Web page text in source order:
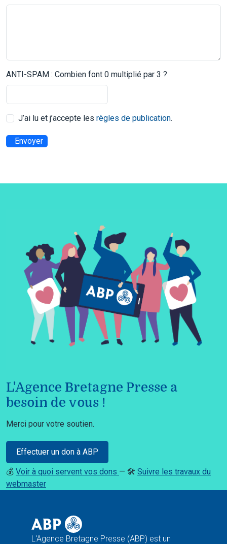
ANTI-SPAM : Combien font 0 multiplié par 3 ?
J’ai lu et j’accepte les règles de publication.
Envoyer
L'Agence Bretagne Presse a
besoin de vous !
Merci pour votre soutien.
Effectuer un don à ABP
💰 Voir à quoi servent vos dons — 🛠️ Suivre les travaux du
webmaster
L'Agence Bretagne Presse (ABP) est un